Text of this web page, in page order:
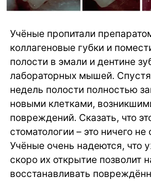
Учёные пропитали
коллагеновые губки и
полости в эмали и дентине
лабораторных мышей.
недель полости полностью
новыми клетками,
повреждений. Сказать, что
стоматологии – это ничего не
Учёные очень надеются, что
скоро их открытие позволит
восстанавливать